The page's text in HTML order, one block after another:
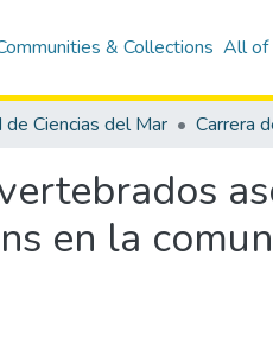
& Collections All of
de Ciencias del Mar Carrera
en la